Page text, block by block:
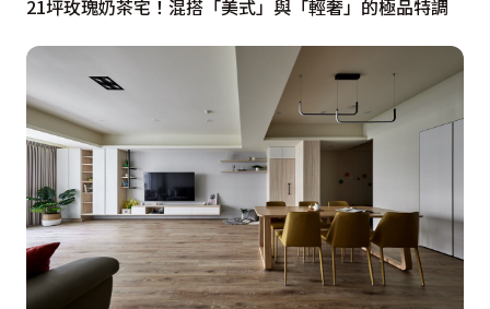
21坪玫瑰奶茶宅！混搭「美式」與「輕奢」的極品特調